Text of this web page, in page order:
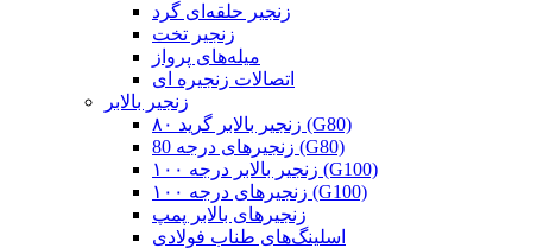
زنجیر حلقه‌ای گرد
زنجیر تخت
میله‌های پرواز
اتصالات زنجیره ای
زنجیر بالابر
زنجیر بالابر گرید ۸۰ (G80)
زنجیرهای درجه 80 (G80)
زنجیر بالابر درجه ۱۰۰ (G100)
زنجیرهای درجه ۱۰۰ (G100)
زنجیرهای بالابر پمپ
اسلینگ‌های طناب فولادی